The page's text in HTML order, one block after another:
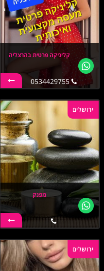
קליניקה פרטית בהרצליה
0534429755
ירושלים
מפנק
ירושלים